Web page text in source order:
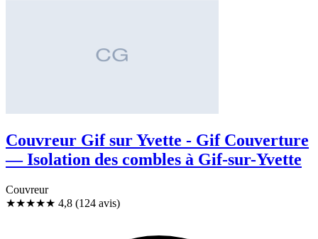
Couvreur Gif sur Yvette - Gif Couverture
— Isolation des combles à Gif-sur-Yvette
Couvreur
★★★★★ 4,8 (124 avis)